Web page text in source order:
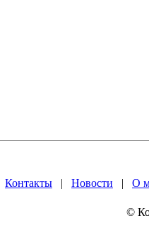
Контакты | Новости | О
©